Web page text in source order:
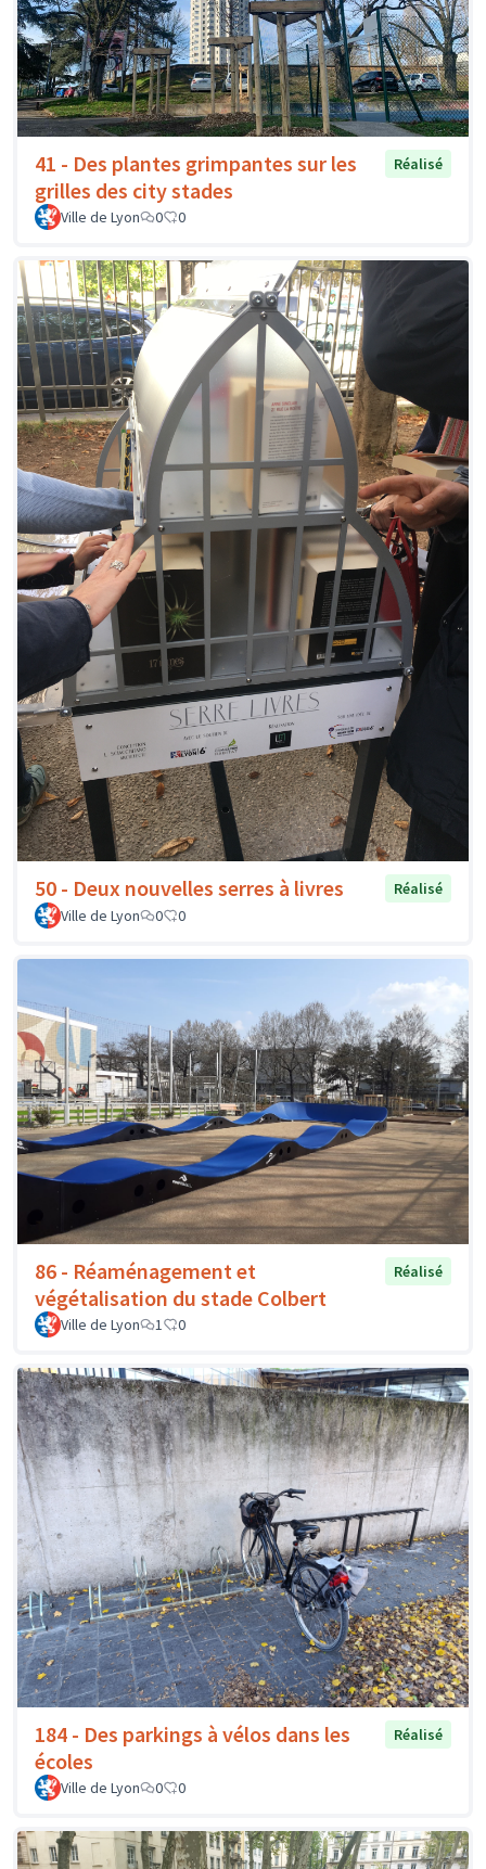
41 - Des plantes grimpantes sur les
grilles des city stades
Réalisé
Ville de Lyon 0 0
50 - Deux nouvelles serres à livres
Réalisé
Ville de Lyon
0 0
86 - Réaménagement et
végétalisation du stade Colbert
Réalisé
Ville de Lyon 1 0
184 - Des parkings à vélos dans les
écoles
Réalisé
Ville de Lyon 0 0